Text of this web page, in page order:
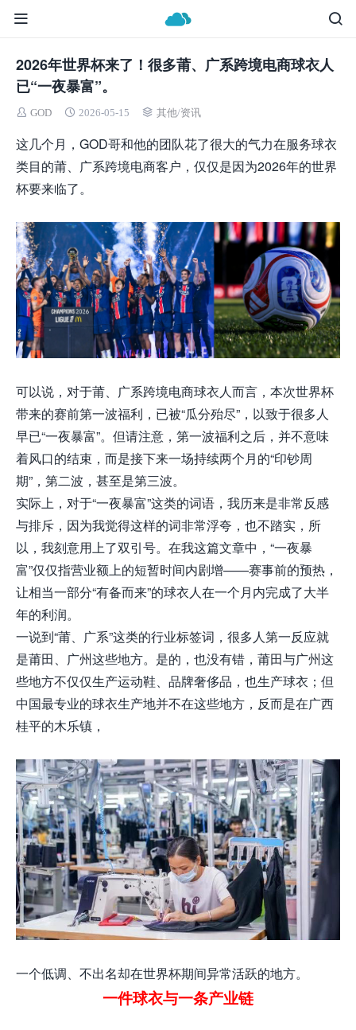
2026年世界杯来了！很多莆、广系跨境电商球衣人
已“一夜暴富”。
GOD 2026-05-15 其他/资讯
这几个月，GOD哥和他的团队花了很大的气力在服务球衣
类目的莆、广系跨境电商客户，仅仅是因为2026年的世界
杯要来临了。
可以说，对于莆、广系跨境电商球衣人而言，本次世界杯
带来的赛前第一波福利，已被“瓜分殆尽”，以致于很多人
早已“一夜暴富”。但请注意，第一波福利之后，并不意味
着风口的结束，而是接下来一场持续两个月的“印钞周
期”，第二波，甚至是第三波。
实际上， 对于“一夜暴富”这类的词语，我历来是非常反感
与排斥，因为我觉得这样的词非常浮夸，也不踏实，所
以，我刻意用上了双引号。在我这篇文章中， “一夜暴
富”仅仅指营业额上的短暂时间内剧增——赛事前的预热，
让相当一部分“有备而来”的球衣人在一个月内完成了大半
年的利润。
一说到“莆、广系”这类的行业标签词，很多人第一反应就
是莆田、广州这些地方。是的，也没有错，莆田与广州这
些地方不仅仅生产运动鞋、品牌奢侈品，也生产球衣；但
中国最专业的球衣生产地并不在这些地方，反而是在广西
桂平的木乐镇，
一个低调、不出名却在世界杯期间异常活跃的地方。
一件球衣与一条产业链